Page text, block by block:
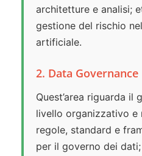
architetture e analisi;
gestione del rischio
artificiale.
2. Data Governance
Quest’area riguarda il
livello organizzativo e
regole, standard e
per il governo dei